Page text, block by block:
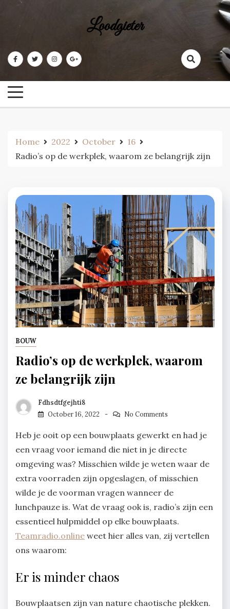
Loodgieter
Home 2022 October
16
Radio’s op de werkplek, waarom ze belangrijk zijn
BOUW
Radio’s op de werkplek, waarom
ze belangrijk zijn
Fdhsdtfgejhti8
October 16, 2022
No Comments
Heb je ooit op een bouwplaats gewerkt en had je
een vraag voor iemand die niet in je directe
omgeving was? Misschien wilde je weten waar de
extra voorraden zijn opgeslagen, of misschien
wilde je de voorman vragen wanneer de
lunchpauze is. Wat de vraag ook is, radio’s zijn een
essentieel hulpmiddel op elke bouwplaats.
Teamradio.online weet hier alles van, zij vertellen
ons waarom:
Er is minder chaos
Bouwplaatsen zijn van nature chaotische plekken.